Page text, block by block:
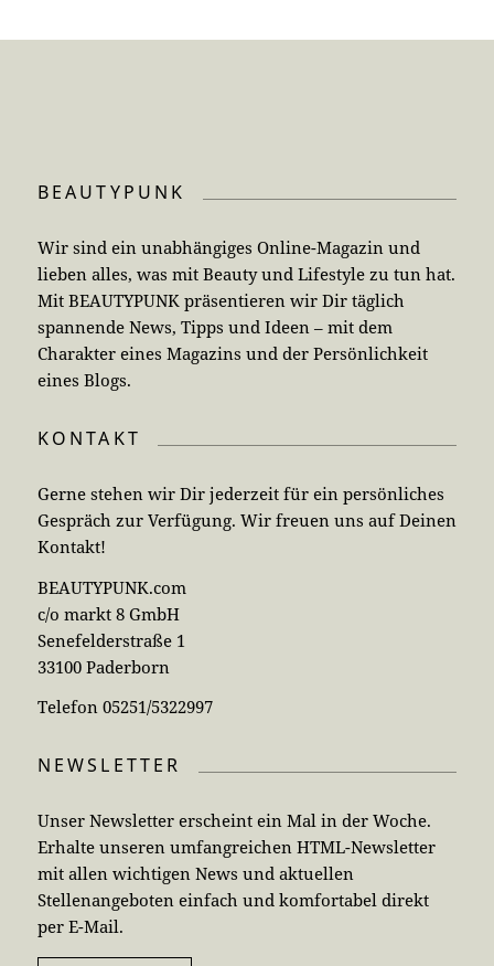
BEAUTYPUNK
Wir sind ein unabhängiges Online-Magazin und
lieben alles, was mit Beauty und Lifestyle zu tun hat.
Mit BEAUTYPUNK präsentieren wir Dir täglich
spannende News, Tipps und Ideen – mit dem
Charakter eines Magazins und der Persönlichkeit
eines Blogs.
KONTAKT
Gerne stehen wir Dir jederzeit für ein persönliches
Gespräch zur Verfügung. Wir freuen uns auf Deinen
Kontakt!
BEAUTYPUNK.com
c/o markt 8 GmbH
Senefelderstraße 1
33100 Paderborn
Telefon 05251/5322997
NEWSLETTER
Unser Newsletter erscheint ein Mal in der Woche.
Erhalte unseren umfangreichen HTML-Newsletter
mit allen wichtigen News und aktuellen
Stellenangeboten einfach und komfortabel direkt
per E-Mail.